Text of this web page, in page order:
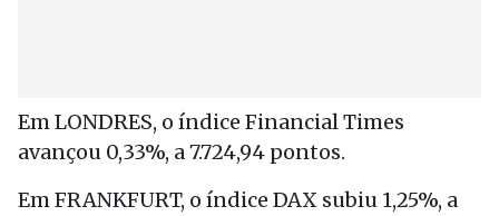
Em LONDRES, o índice Financial Times
avançou 0,33%, a 7.724,94 pontos.
Em FRANKFURT, o índice DAX subiu 1,25%, a